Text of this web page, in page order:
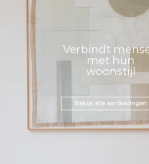
Verbindt
met hun
woonstijl
Bekijk alle aanbiedingen